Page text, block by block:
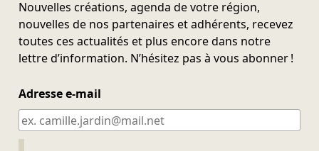
Nouvelles créations, agenda de votre région,
nouvelles de nos partenaires et adhérents, recevez
toutes ces actualités et plus encore dans notre
lettre d’information. N’hésitez pas à vous abonner !
Adresse e-mail